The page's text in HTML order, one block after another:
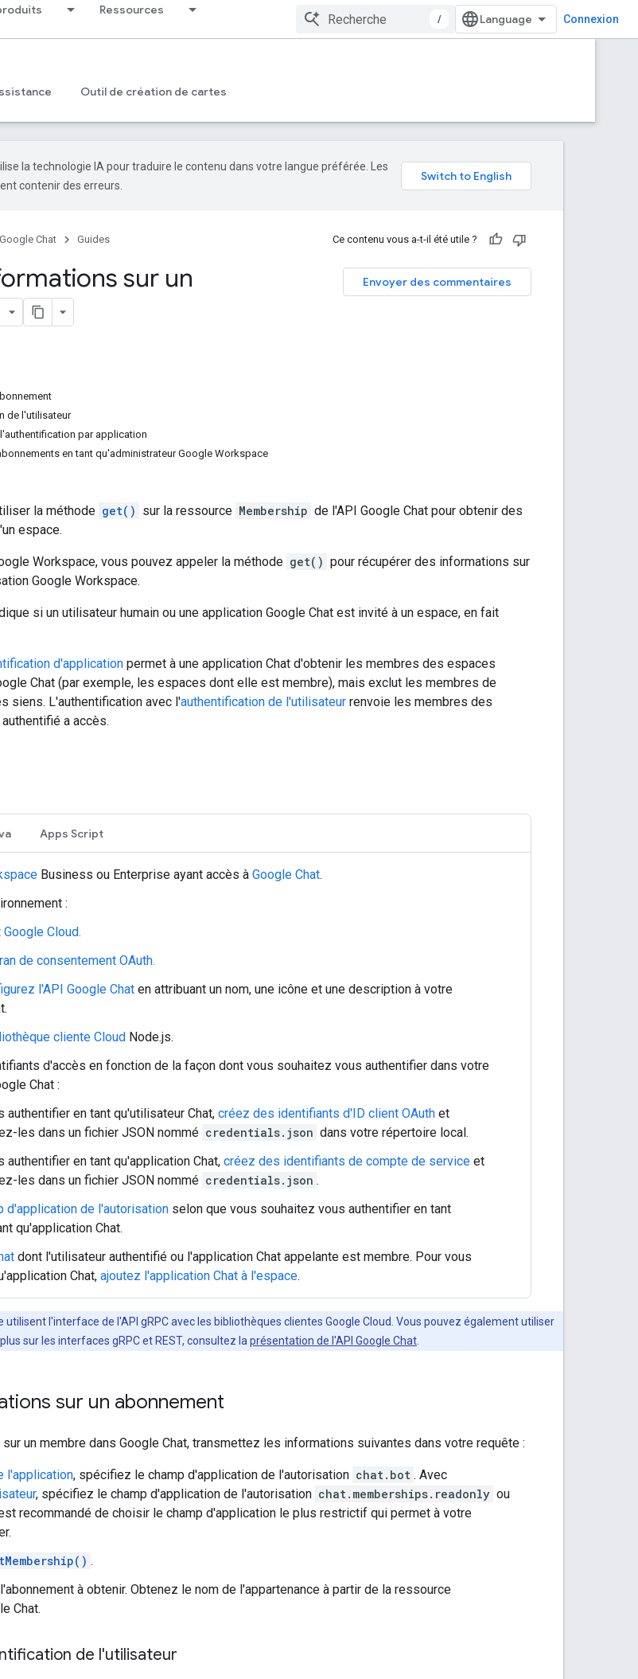
Ressources
/ Connexion
Outil de création de cartes
la technologie IA pour traduire le contenu dans votre langue préférée. Les
contenir des erreurs.
Google Chat Guides Ce contenu vous a-t-il été utile ?
Envoyer des commentaires
sur un
de l'utilisateur
l'authentification par application
en tant qu'administrateur Google Workspace
la méthode get() sur la ressource Membership de l'API Google Chat pour obtenir des
espace.
Workspace, vous pouvez appeler la méthode get() pour récupérer des informations sur
Google Workspace.
si un utilisateur humain ou une application Google Chat est invité à un espace, en fait
d'application permet à une application Chat d'obtenir les membres des espaces
Chat (par exemple, les espaces dont elle est membre), mais exclut les membres de
siens. L'authentification avec l'authentification de l'utilisateur renvoie les membres des
a accès.
Apps Script
Business ou Enterprise ayant accès à Google Chat.
:
Cloud.
de consentement OAuth.
l'API Google Chat en attribuant un nom, une icône et une description à votre
cliente Cloud Node.js.
d'accès en fonction de la façon dont vous souhaitez vous authentifier dans votre
Chat :
authentifier en tant qu'utilisateur Chat, créez des identifiants d'ID client OAuth et
les dans un fichier JSON nommé credentials.json dans votre répertoire local.
authentifier en tant qu'application Chat, créez des identifiants de compte de service et
les dans un fichier JSON nommé credentials.json .
d'application de l'autorisation selon que vous souhaitez vous authentifier en tant
qu'application Chat.
dont l'utilisateur authentifié ou l'application Chat appelante est membre. Pour vous
Chat, ajoutez l'application Chat à l'espace.
utilisent l'interface de l'API gRPC avec les bibliothèques clientes Google Cloud. Vous pouvez également utiliser
sur les interfaces gRPC et REST, consultez la présentation de l'API Google Chat
sur un abonnement
sur un membre dans Google Chat, transmettez les informations suivantes dans votre requête :
l'application, spécifiez le champ d'application de l'autorisation chat.bot . Avec
, spécifiez le champ d'application de l'autorisation chat.memberships.readonly ou
recommandé de choisir le champ d'application le plus restrictif qui permet à votre
.
à obtenir. Obtenez le nom de l'appartenance à partir de la ressource
Chat.
de l'utilisateur